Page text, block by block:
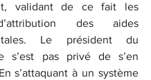
validant de ce fait les
des aides
Le président du
s’est pas privé de s’en
s’attaquant à un système